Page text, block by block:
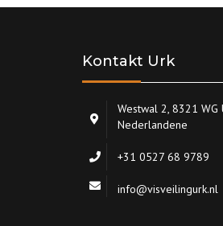
Kontakt Urk
Westwal 2, 8321 WG
Nederlandene
+31 0527 68 9789
info@visveilingurk.nl